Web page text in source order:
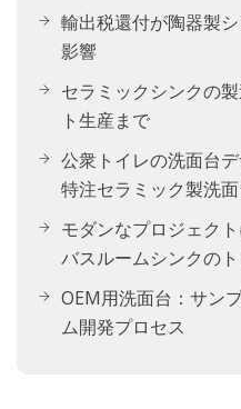
輸出税還付が陶器製
影響
セラミックシンクの
ト生産まで
公衆トイレの洗面台
特注セラミック製洗面
モダンなプロジェク
バスルームシンクの
OEM用洗面台：サン
ム開発プロセス